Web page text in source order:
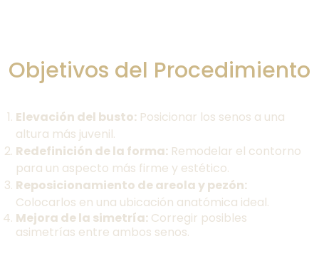
Objetivos del Procedimiento
Elevación del busto: Posicionar los senos a una
altura más juvenil.
Redefinición de la forma: Remodelar el contorno
para un aspecto más firme y estético.
Reposicionamiento de areola y pezón:
Colocarlos en una ubicación anatómica ideal.
Mejora de la simetría: Corregir posibles
asimetrías entre ambos senos.